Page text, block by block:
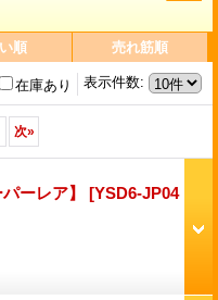
順 売れ筋順
表示件数:
在庫あり
次»
ーレア】 [YSD6-JP04